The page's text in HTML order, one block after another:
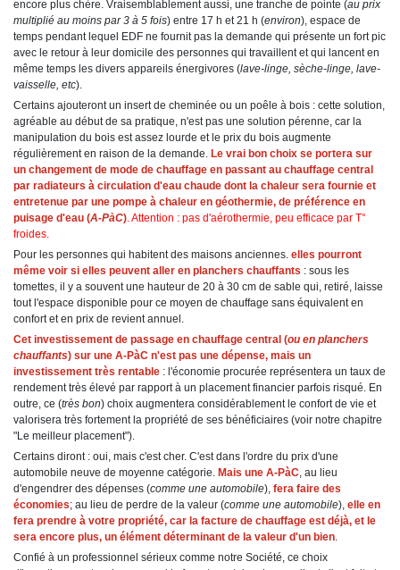
encore plus chère. Vraisemblablement aussi, une tranche de pointe (au prix
multiplié au moins par 3 à 5 fois) entre 17 h et 21 h (environ), espace de
temps pendant lequel EDF ne fournit pas la demande qui présente un fort pic
avec le retour à leur domicile des personnes qui travaillent et qui lancent en
même temps les divers appareils énergivores (lave-linge, sèche-linge, lave-
vaisselle, etc).
Certains ajouteront un insert de cheminée ou un poêle à bois : cette solution,
agréable au début de sa pratique, n'est pas une solution pérenne, car la
manipulation du bois est assez lourde et le prix du bois augmente
régulièrement en raison de la demande. Le vrai bon choix se portera sur
un changement de mode de chauffage en passant au chauffage central
par radiateurs à circulation d'eau chaude dont la chaleur sera fournie et
entretenue par une pompe à chaleur en géothermie, de préférence en
puisage d'eau (A-PàC). Attention : pas d'aérothermie, peu efficace par T°
froides.
Pour les personnes qui habitent des maisons anciennes. elles pourront
même voir si elles peuvent aller en planchers chauffants : sous les
tomettes, il y a souvent une hauteur de 20 à 30 cm de sable qui, retiré, laisse
tout l'espace disponible pour ce moyen de chauffage sans équivalent en
confort et en prix de revient annuel.
Cet investissement de passage en chauffage central (ou en planchers
chauffants) sur une A-PàC n'est pas une dépense, mais un
investissement très rentable : l'économie procurée représentera un taux de
rendement très élevé par rapport à un placement financier parfois risqué. En
outre, ce (très bon) choix augmentera considérablement le confort de vie et
valorisera très fortement la propriété de ses bénéficiaires (voir notre chapitre
"Le meilleur placement").
Certains diront : oui, mais c'est cher. C'est dans l'ordre du prix d'une
automobile neuve de moyenne catégorie. Mais une A-PàC, au lieu
d'engendrer des dépenses (comme une automobile), fera faire des
économies; au lieu de perdre de la valeur (comme une automobile), elle en
fera prendre à votre propriété, car la facture de chauffage est déjà, et le
sera encore plus, un élément déterminant de la valeur d'un bien.
Confié à un professionnel sérieux comme notre Société, ce choix